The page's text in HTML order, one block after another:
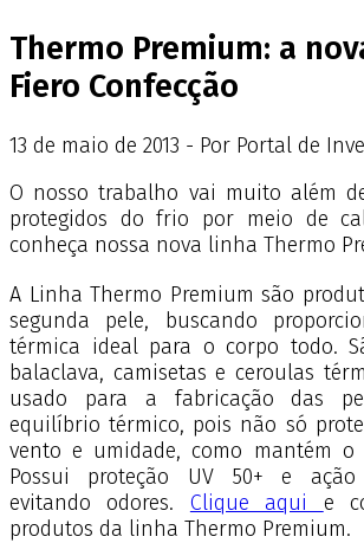
Thermo Premium: a
Fiero Confecção
13 de maio de 2013 - Por Portal de
O nosso trabalho vai muito além
protegidos do frio por meio de
conheça nossa nova linha Thermo
A Linha Thermo Premium são
segunda pele, buscando
térmica ideal para o corpo todo.
balaclava, camisetas e ceroulas
usado para a fabricação das
equilíbrio térmico, pois não só
vento e umidade, como mantém o
Possui proteção UV 50+ e ação
evitando odores. Clique aqui e
produtos da linha Thermo Premium.